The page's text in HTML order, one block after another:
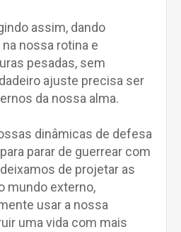
assim, dando
nossa rotina e
pesadas, sem
ajuste precisa ser
da nossa alma.
dinâmicas de defesa
parar de guerrear com
de projetar as
mundo externo,
usar a nossa
uma vida com mais